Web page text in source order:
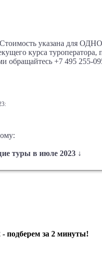
указана для
курса туроператора,
обращайтесь +7 495 255-
туры в июле 2023 ↓
- подберем за 2 минуты!